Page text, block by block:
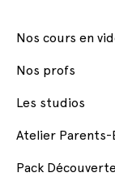
Nos cours en
Nos profs
Les studios
Atelier Parents-
Pack